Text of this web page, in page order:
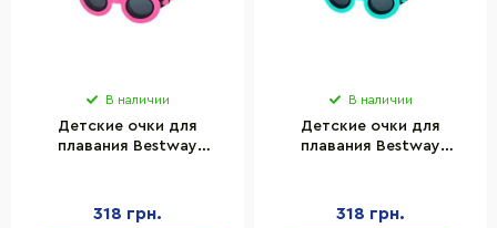
В наличии
Детские очки для
плавания Bestway
318 грн.
В наличии
Детские очки для
плавания Bestway
318 грн.